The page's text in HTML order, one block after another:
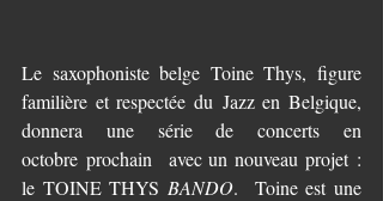
Le saxophoniste belge Toine Thys, figure
familière et respectée du Jazz en Belgique,
donnera une série de concerts en
octobre prochain  avec un nouveau projet :
le TOINE THYS BANDO.  Toine est une